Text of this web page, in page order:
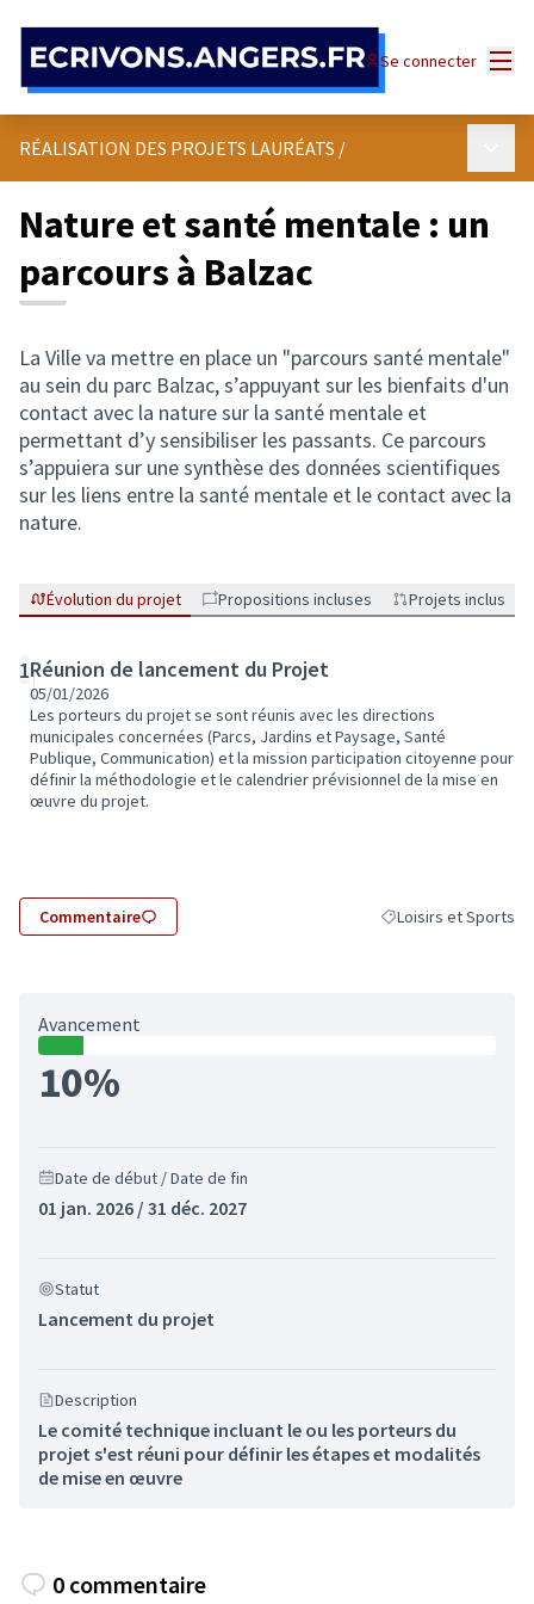
Se connecter
RÉALISATION DES PROJETS LAURÉATS /
Nature et santé mentale : un
parcours à Balzac
La Ville va mettre en place un "parcours santé mentale"
au sein du parc Balzac, s’appuyant sur les bienfaits d'un
contact avec la nature sur la santé mentale et
permettant d’y sensibiliser les passants. Ce parcours
s’appuiera sur une synthèse des données scientifiques
sur les liens entre la santé mentale et le contact avec la
nature.
Évolution du projet Propositions incluses Projets inclus
1Réunion de lancement du Projet
05/01/2026
Les porteurs du projet se sont réunis avec les directions
municipales concernées (Parcs, Jardins et Paysage, Santé
Publique, Communication) et la mission participation citoyenne pour
définir la méthodologie et le calendrier prévisionnel de la mise en
œuvre du projet.
Commentaire Filtrer les résultats
Loisirs et Sports
Avancement
10%
Date de début / Date de fin
01 jan. 2026 / 31 déc. 2027
Statut
Lancement du projet
Description
Le comité technique incluant le ou les porteurs du
projet s'est réuni pour définir les étapes et modalités
de mise en œuvre
0 commentaire